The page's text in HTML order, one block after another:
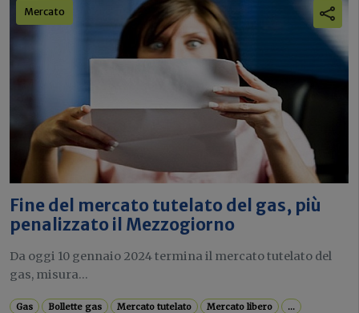
Mercato
Fine del mercato tutelato del gas, più
penalizzato il Mezzogiorno
Da oggi 10 gennaio 2024 termina il mercato tutelato del
gas, misura...
Gas Bollette gas Mercato tutelato Mercato libero ...